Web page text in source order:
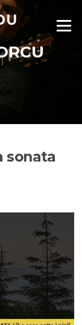
Menu
sonata